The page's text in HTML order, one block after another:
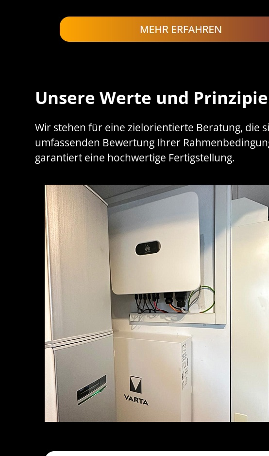
Unsere Werte und
Wir stehen für eine zielorientierte Beratung, die
umfassenden Bewertung Ihrer
garantiert eine hochwertige Fertigstellung.